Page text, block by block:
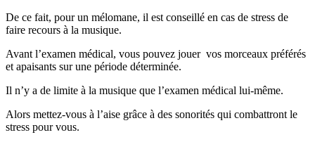
De ce fait, pour un mélomane, il est conseillé en cas de stress de
faire recours à la musique.
Avant l’examen médical, vous pouvez jouer vos morceaux préférés
et apaisants sur une période déterminée.
Il n’y a de limite à la musique que l’examen médical lui-même.
Alors mettez-vous à l’aise grâce à des sonorités qui combattront le
stress pour vous.